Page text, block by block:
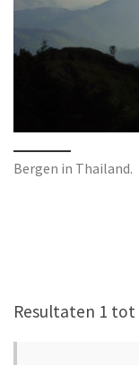
Bergen in Thailand.
Resultaten 1 tot